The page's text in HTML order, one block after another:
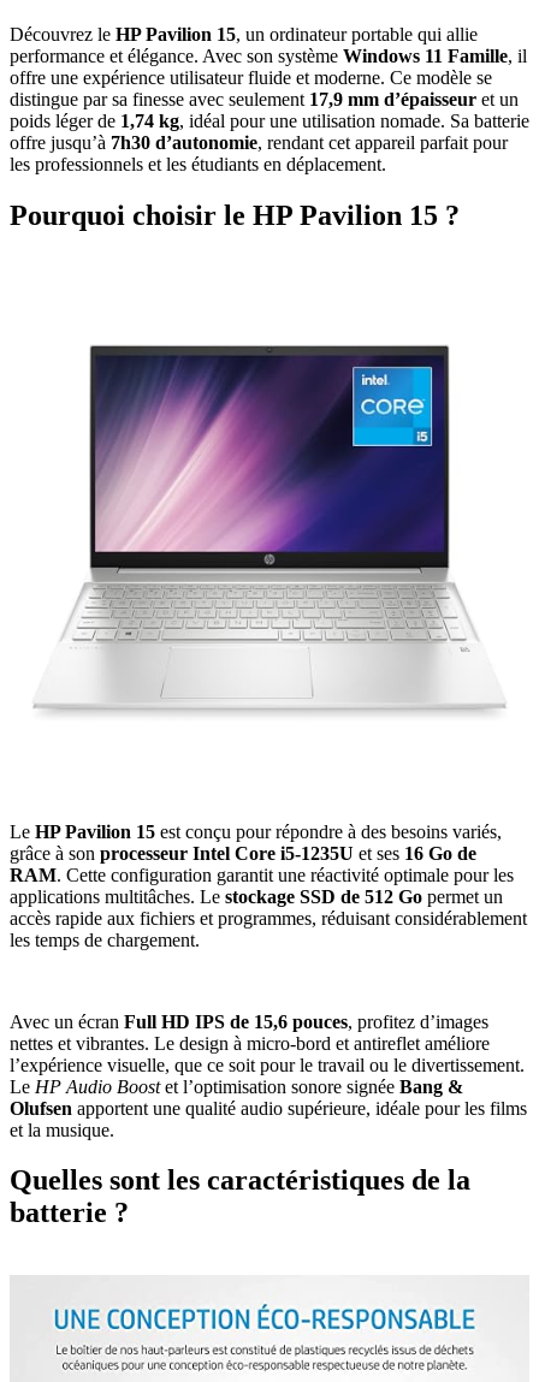
Découvrez le HP Pavilion 15, un ordinateur portable qui allie
performance et élégance. Avec son système Windows 11 Famille, il
offre une expérience utilisateur fluide et moderne. Ce modèle se
distingue par sa finesse avec seulement 17,9 mm d’épaisseur et un
poids léger de 1,74 kg, idéal pour une utilisation nomade. Sa batterie
offre jusqu’à 7h30 d’autonomie, rendant cet appareil parfait pour
les professionnels et les étudiants en déplacement.
Pourquoi choisir le HP Pavilion 15 ?
Le HP Pavilion 15 est conçu pour répondre à des besoins variés,
grâce à son processeur Intel Core i5-1235U et ses 16 Go de
RAM. Cette configuration garantit une réactivité optimale pour les
applications multitâches. Le stockage SSD de 512 Go permet un
accès rapide aux fichiers et programmes, réduisant considérablement
les temps de chargement.
Avec un écran Full HD IPS de 15,6 pouces, profitez d’images
nettes et vibrantes. Le design à micro-bord et antireflet améliore
l’expérience visuelle, que ce soit pour le travail ou le divertissement.
Le HP Audio Boostet l’optimisation sonore signée Bang &
Olufsen apportent une qualité audio supérieure, idéale pour les films
et la musique.
Quelles sont les caractéristiques de la
batterie ?